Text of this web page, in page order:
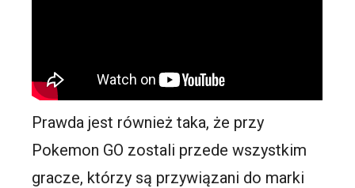
Prawda jest również taka, że przy
Pokemon GO zostali przede wszystkim
gracze, którzy są przywiązani do marki